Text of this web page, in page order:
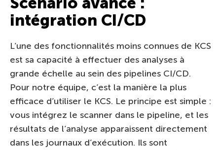
intégration CI/CD
L’une des fonctionnalités moins connues de KCS
est sa capacité à effectuer des analyses à
grande échelle au sein des pipelines CI/CD.
Pour notre équipe, c’est la manière la plus
efficace d’utiliser le KCS. Le principe est simple :
vous intégrez le scanner dans le pipeline, et les
résultats de l’analyse apparaissent directement
dans les journaux d’exécution. Ils sont